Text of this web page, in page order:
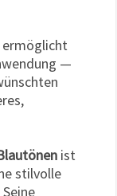
ermöglicht
—
ist
stilvolle